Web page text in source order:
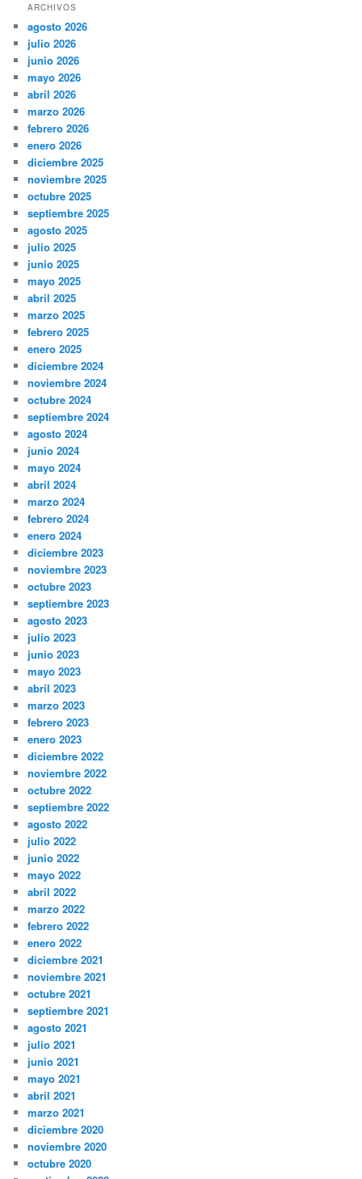
ARCHIVOS
agosto 2026
julio 2026
junio 2026
mayo 2026
abril 2026
marzo 2026
febrero 2026
enero 2026
diciembre 2025
noviembre 2025
octubre 2025
septiembre 2025
agosto 2025
julio 2025
junio 2025
mayo 2025
abril 2025
marzo 2025
febrero 2025
enero 2025
diciembre 2024
noviembre 2024
octubre 2024
septiembre 2024
agosto 2024
junio 2024
mayo 2024
abril 2024
marzo 2024
febrero 2024
enero 2024
diciembre 2023
noviembre 2023
octubre 2023
septiembre 2023
agosto 2023
julio 2023
junio 2023
mayo 2023
abril 2023
marzo 2023
febrero 2023
enero 2023
diciembre 2022
noviembre 2022
octubre 2022
septiembre 2022
agosto 2022
julio 2022
junio 2022
mayo 2022
abril 2022
marzo 2022
febrero 2022
enero 2022
diciembre 2021
noviembre 2021
octubre 2021
septiembre 2021
agosto 2021
julio 2021
junio 2021
mayo 2021
abril 2021
marzo 2021
diciembre 2020
noviembre 2020
octubre 2020